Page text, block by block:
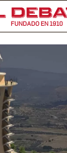
FUNDADO EN 1910